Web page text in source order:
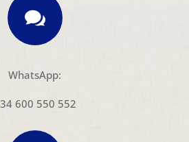

WhatsApp:
600 550 552